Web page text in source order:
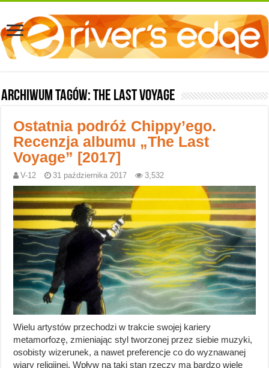
Archiwum tagów:The Last Voyage
Ostatnia podróż Chippy’ego.
Recenzja albumu „The Last
Voyage” [2017]
V-12 31 października 2017 3,532
Wielu artystów przechodzi w trakcie swojej kariery
metamorfozę, zmieniając styl tworzonej przez siebie muzyki,
osobisty wizerunek, a nawet preferencje co do wyznawanej
wiary religijnej. Wpływ na taki stan rzeczy ma bardzo wiele